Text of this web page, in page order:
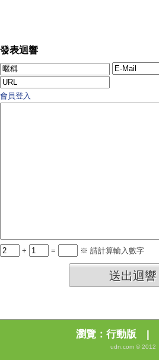
發表迴響
會員登入
+ = ※ 請計算輸入數字
送出迴響
瀏覽： 行動版
udn.com © 2012